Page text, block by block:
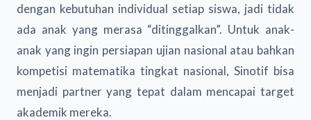
dengan kebutuhan individual setiap siswa, jadi tidak
ada anak yang merasa “ditinggalkan”. Untuk anak-
anak yang ingin persiapan ujian nasional atau bahkan
kompetisi matematika tingkat nasional, Sinotif bisa
menjadi partner yang tepat dalam mencapai target
akademik mereka.